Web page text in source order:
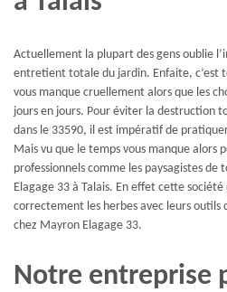
Actuellement la plupart des gens oublie
entretient totale du jardin. Enfaite, c’est
vous manque cruellement alors que les
jours en jours. Pour éviter la destruction
dans le 33590, il est impératif de
Mais vu que le temps vous manque alors
professionnels comme les paysagistes
Elagage 33 à Talais. En effet cette
correctement les herbes avec leurs outils
chez Mayron Elagage 33.
Notre entreprise